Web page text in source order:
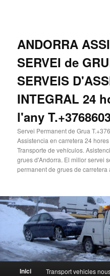
ANDORRA
SERVEI de
SERVEIS
INTEGRAL 24
l'any
Servei Permanent de Grua
Assistencia en carretera 24
Transporte de vehículos.
grues d'Andorra. El millor servei
permanent de grues de
Inici Transport vehicles